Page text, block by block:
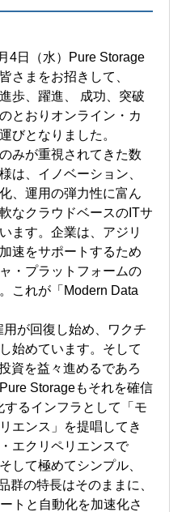
4日（水）Pure Storage
さまをお招きして、
歩、躍進、 成功、突破
とおりオンライン・カ
びとなりました。
みが重視されてきた数
は、イノベーション、
、運用の弾力性に富ん
なクラウドベースのITサ
ます。企業は、アジリ
速をサポートするため
・プラットフォームの
これが「Modern Data
が回復し始め、ワクチ
始めています。そして
資を益々進めるであろ
Storageもそれを確信
るインフラとして「モ
エンス」を提唱してき
エクリペリエンスで
して極めてシンプル、
群の特長はそのままに、
トと自動化を加速化さ